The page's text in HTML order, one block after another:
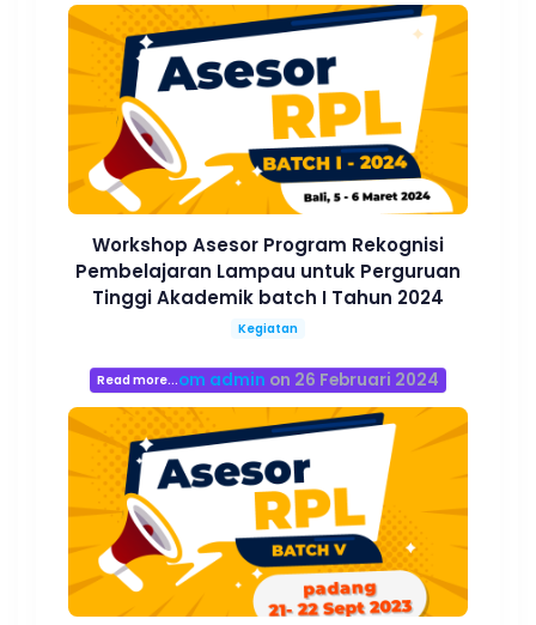
Workshop Asesor Program Rekognisi
Pembelajaran Lampau untuk Perguruan
Tinggi Akademik batch I Tahun 2024
Kegiatan
Read more...om admin on 26 Februari 2024